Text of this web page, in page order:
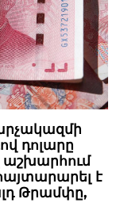
դոլարը
աշխարհում
է
Թրամփը,